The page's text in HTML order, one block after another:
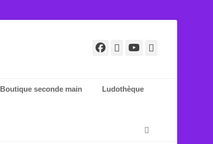
Facebook
E-
YouTube
Boutique seconde main Ludothèque